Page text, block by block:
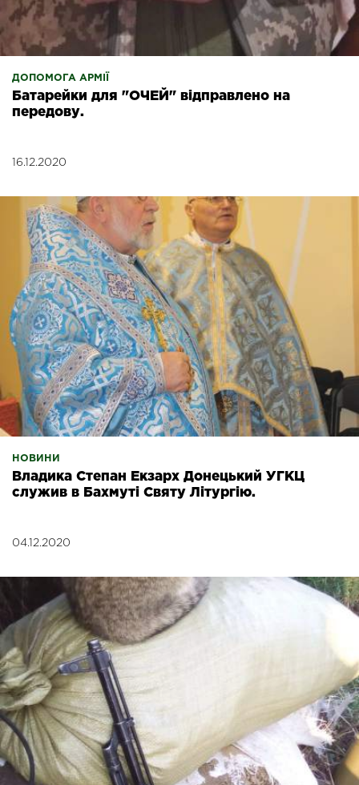
ДОПОМОГА АРМІЇ
Батарейки для "ОЧЕЙ" відправлено на
передову.
16.12.2020
НОВИНИ
Владика Степан Екзарх Донецький УГКЦ
служив в Бахмуті Святу Літургію.
04.12.2020